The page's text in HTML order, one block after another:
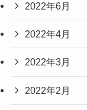
2022年6月
2022年4月
2022年3月
2022年2月